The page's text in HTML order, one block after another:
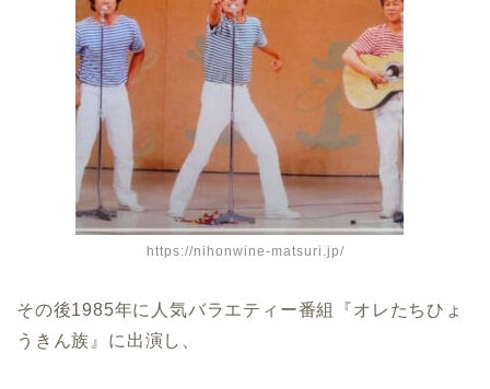
https://nihonwine-matsuri.jp/
その後1985年に人気バラエティー番組『オレたちひょ
うきん族』に出演し、